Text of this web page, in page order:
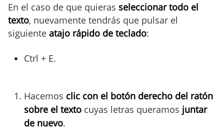
En el caso de que quieras seleccionar todo el
texto, nuevamente tendrás que pulsar el
siguiente atajo rápido de teclado:
Ctrl + E.
Hacemos clic con el botón derecho del ratón
sobre el texto cuyas letras queramos juntar
de nuevo.